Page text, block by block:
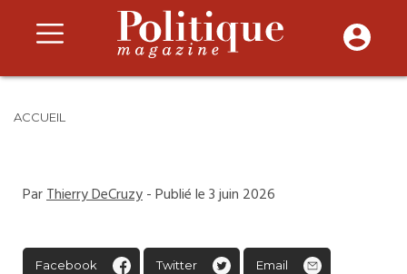
ACCUEIL
ParThierry DeCruzy- Publié le 3 juin 2026
Facebook Twitter Email